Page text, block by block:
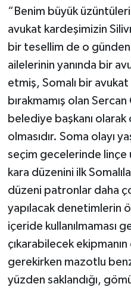
“Benim büyük
avukat kardeşimizin
bir tesellim de o
ailelerinin yanında bir
etmiş, Somalı bir avukat
bırakmamış olan
belediye başkanı
olmasıdır. Soma olayı
seçim gecelerinde linçe
kara düzenini ilk
düzeni patronlar daha
yapılacak denetimlerin
içeride kullanılmaması
çıkarabilecek
gerekirken mazotlu
yüzden saklandığı,